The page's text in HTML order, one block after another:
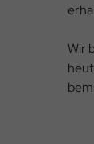
Wir